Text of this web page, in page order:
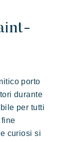
su Saint
porto
durante
per tutti
curiosi si